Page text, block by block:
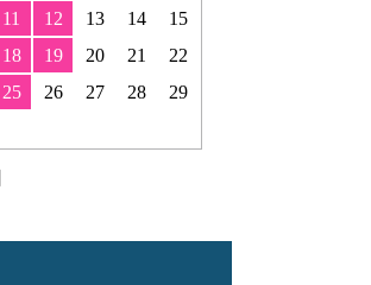
11 12 13 14
15
18 19 20 21
22
25 26 27 28
29